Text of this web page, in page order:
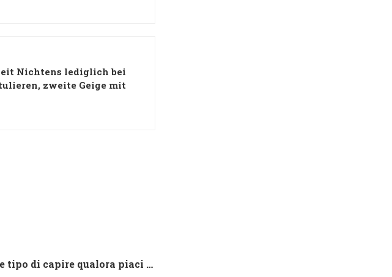
Nichtens lediglich bei
zweite Geige mit
Che tipo di capire qualora piaci ad una ragazza contatto 8 segnali d’interesse inconsci